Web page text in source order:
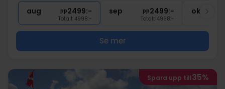
∞ Centralt läge
aug pp2499:-
Totalt 4998:-
sep pp2499:-
Totalt 4998:-
okt
Se mer
Spara upp till35%